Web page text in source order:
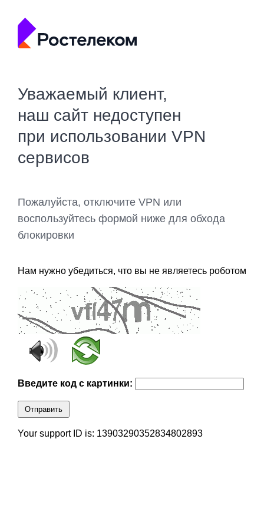
Уважаемый клиент,
наш сайт недоступен
при использовании VPN
сервисов
Пожалуйста, отключите VPN или
воспользуйтесь формой ниже для обхода
блокировки
Нам нужно убедиться, что вы не являетесь роботом
Введите код с картинки:
Отправить
Your support ID is: 13903290352834802893